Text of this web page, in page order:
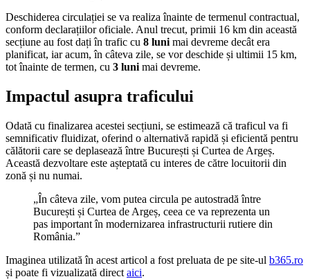
Deschiderea circulației se va realiza înainte de termenul contractual,
conform declarațiilor oficiale. Anul trecut, primii 16 km din această
secțiune au fost dați în trafic cu 8 luni mai devreme decât era
planificat, iar acum, în câteva zile, se vor deschide și ultimii 15 km,
tot înainte de termen, cu 3 luni mai devreme.
Impactul asupra traficului
Odată cu finalizarea acestei secțiuni, se estimează că traficul va fi
semnificativ fluidizat, oferind o alternativă rapidă și eficientă pentru
călătorii care se deplasează între București și Curtea de Argeș.
Această dezvoltare este așteptată cu interes de către locuitorii din
zonă și nu numai.
„În câteva zile, vom putea circula pe autostradă între
București și Curtea de Argeș, ceea ce va reprezenta un
pas important în modernizarea infrastructurii rutiere din
România.”
Imaginea utilizată în acest articol a fost preluata de pe site-ul b365.ro
și poate fi vizualizată direct aici.